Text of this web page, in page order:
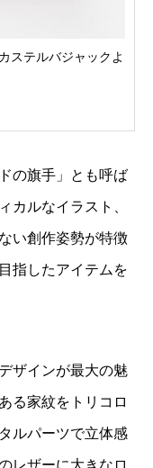
ステルバジャックよ
の旗手」とも呼ば
カルなイラスト、
い創作姿勢が特徴
指したアイテムを
ザインが最大の魅
る家紋をトリコロ
ルパーツで立体感
レザーに大きなロ